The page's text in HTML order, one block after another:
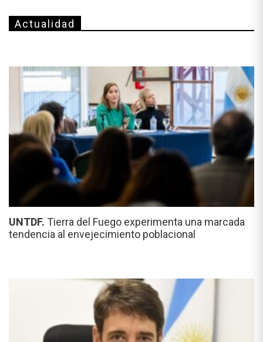
Actualidad
UNTDF. Tierra del Fuego experimenta una marcada
tendencia al envejecimiento poblacional